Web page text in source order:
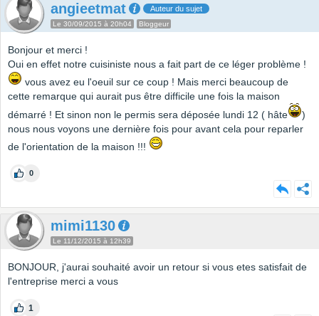
angieetmat Auteur du sujet
Le 30/09/2015 à 20h04 Bloggeur
Bonjour et merci !
Oui en effet notre cuisiniste nous a fait part de ce léger problème !
vous avez eu l'oeuil sur ce coup ! Mais merci beaucoup de
cette remarque qui aurait pus être difficile une fois la maison
démarré ! Et sinon non le permis sera déposée lundi 12 ( hâte
)
nous nous voyons une dernière fois pour avant cela pour reparler
de l'orientation de la maison !!!
0
mimi1130
Le 11/12/2015 à 12h39
BONJOUR, j'aurai souhaité avoir un retour si vous etes satisfait de
l'entreprise merci a vous
1